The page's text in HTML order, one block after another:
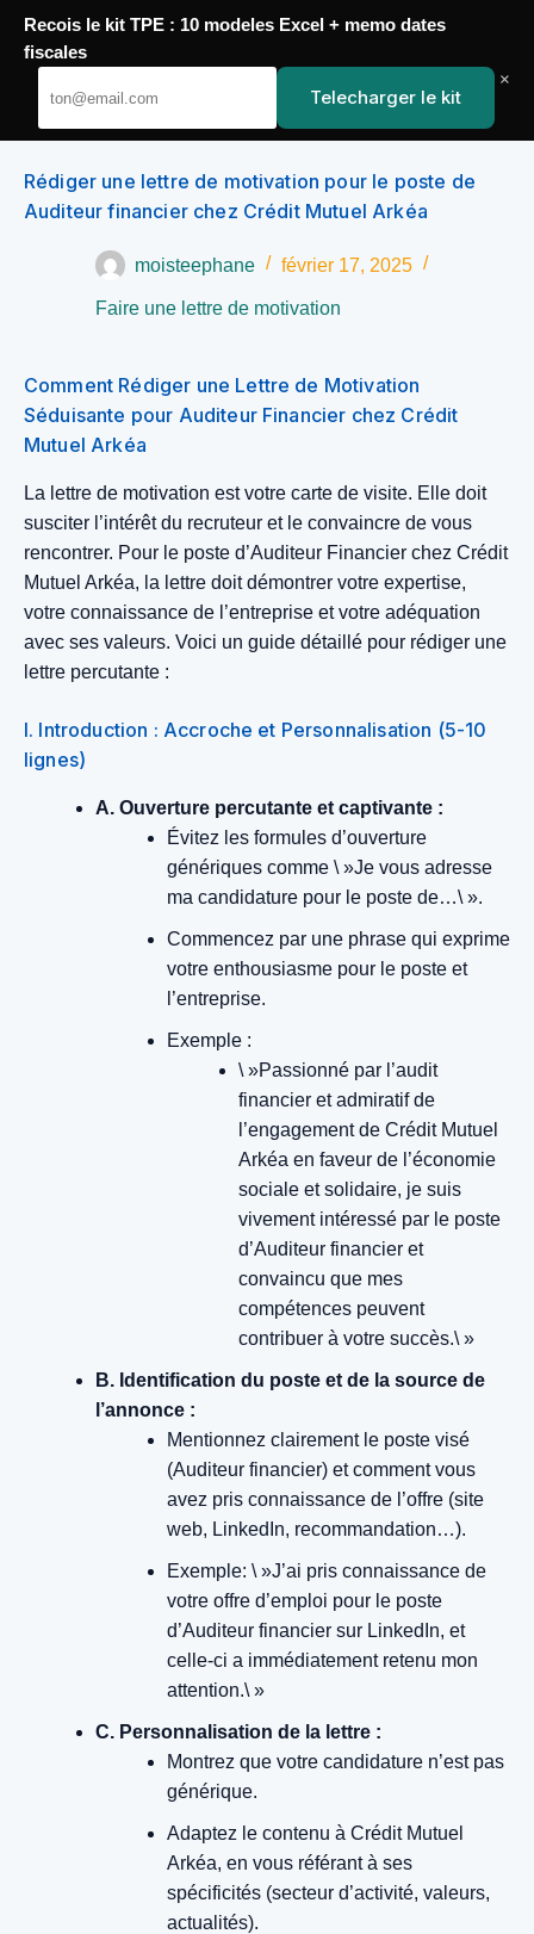
Passer
au
contenu
YoupiJobs
Rédiger une lettre de motivation pour le poste de
Auditeur financier chez Crédit Mutuel Arkéa
moisteephane février 17, 2025
Faire une lettre de motivation
Comment Rédiger une Lettre de Motivation
Séduisante pour Auditeur Financier chez Crédit
Mutuel Arkéa
La lettre de motivation est votre carte de visite. Elle doit
susciter l’intérêt du recruteur et le convaincre de vous
rencontrer. Pour le poste d’Auditeur Financier chez Crédit
Mutuel Arkéa, la lettre doit démontrer votre expertise,
votre connaissance de l’entreprise et votre adéquation
avec ses valeurs. Voici un guide détaillé pour rédiger une
lettre percutante :
I. Introduction : Accroche et Personnalisation (5-10
lignes)
A. Ouverture percutante et captivante :
Évitez les formules d’ouverture
génériques comme \ »Je vous adresse
ma candidature pour le poste de…\ ».
Commencez par une phrase qui exprime
votre enthousiasme pour le poste et
l’entreprise.
Exemple :
\ »Passionné par l’audit
financier et admiratif de
l’engagement de Crédit Mutuel
Arkéa en faveur de l’économie
sociale et solidaire, je suis
vivement intéressé par le poste
d’Auditeur financier et
convaincu que mes
compétences peuvent
contribuer à votre succès.\ »
B. Identification du poste et de la source de
l’annonce :
Mentionnez clairement le poste visé
(Auditeur financier) et comment vous
avez pris connaissance de l’offre (site
web, LinkedIn, recommandation…).
Exemple: \ »J’ai pris connaissance de
votre offre d’emploi pour le poste
d’Auditeur financier sur LinkedIn, et
celle-ci a immédiatement retenu mon
attention.\ »
C. Personnalisation de la lettre :
Montrez que votre candidature n’est pas
générique.
Adaptez le contenu à Crédit Mutuel
Arkéa, en vous référant à ses
spécificités (secteur d’activité, valeurs,
actualités).
Recois le kit TPE : 10 modeles Excel + memo dates
fiscales
Telecharger le kit
×